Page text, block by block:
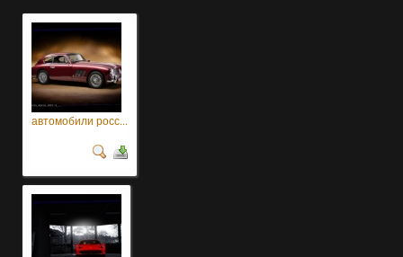
автомобили росс...